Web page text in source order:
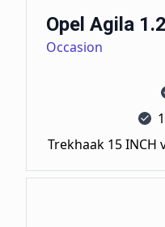
Opel Agila 1.2
Occasion
Trekhaak 15 INCH